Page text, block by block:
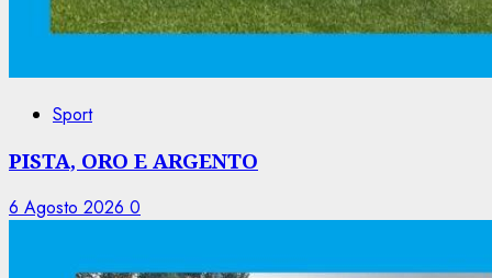
Sport
PISTA, ORO E ARGENTO
6 Agosto 2026 0